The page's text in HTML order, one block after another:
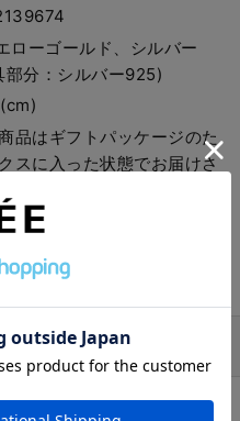
ローゴールド、シルバー
部分：シルバー925)
品はギフトパッケージのた
スに入った状態でお届けさ
は、ご注文時の備考欄へ
の袋希望」の旨をご記載く
つひとつがシンプル。シ